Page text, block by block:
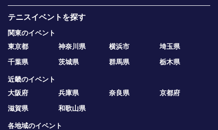
テニスイベントを探す
関東のイベント
東京都
神奈川県 横浜市
埼玉県
千葉県
茨城県 群馬県 栃木県
近畿のイベント
大阪府
兵庫県 奈良県
京都府
滋賀県
和歌山県
各地域のイベント